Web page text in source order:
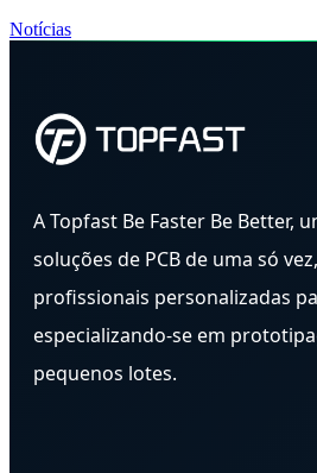
Notícias
A Topfast Be Faster Be Better,
soluções de PCB de uma só
profissionais personalizadas
especializando-se em
pequenos lotes.